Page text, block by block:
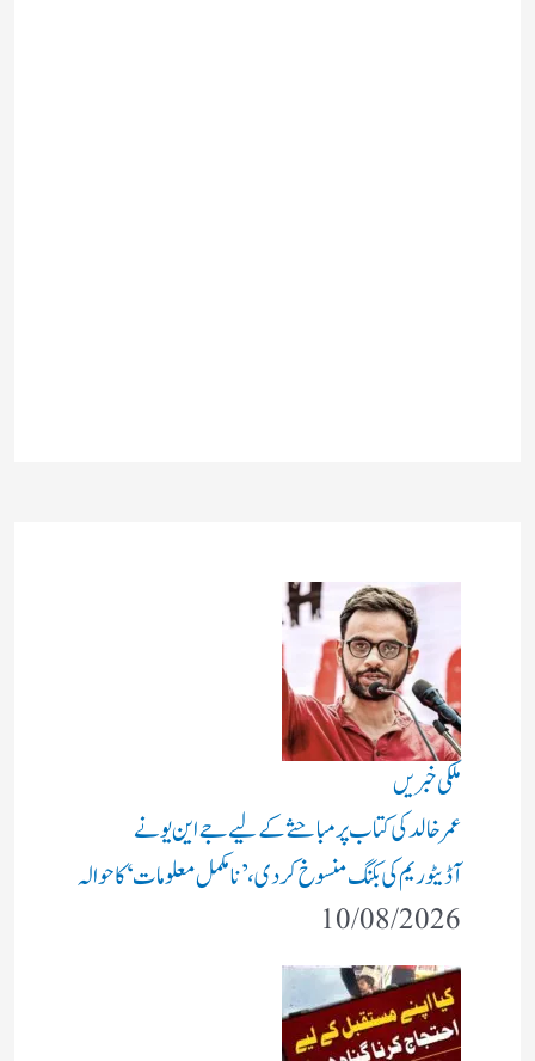
ملکی خبریں
عمر خالد کی کتاب پر مباحثے کے لیے جے این یو نے
آڈیٹوریم کی بکنگ منسوخ کردی، ’نامکمل معلومات‘ کا حوالہ
10/08/2026